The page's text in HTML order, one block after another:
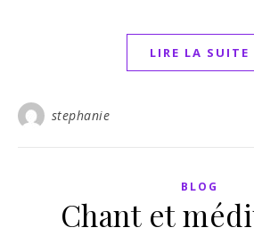
LIRE LA SUITE
stephanie
BLOG
Chant et